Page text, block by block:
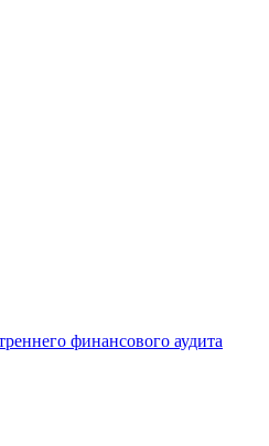
финансового аудита